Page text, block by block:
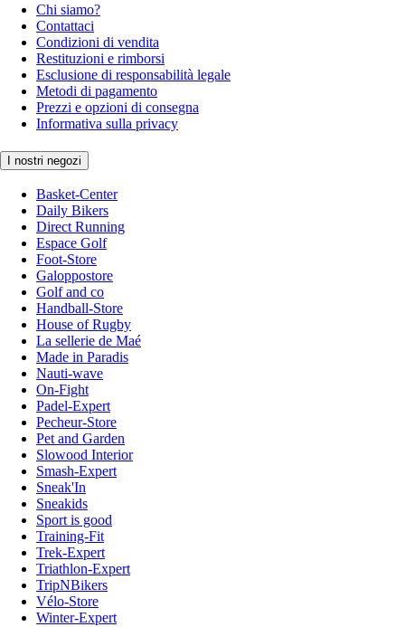
Chi siamo?
Contattaci
Condizioni di vendita
Restituzioni e rimborsi
Esclusione di responsabilità legale
Metodi di pagamento
Prezzi e opzioni di consegna
Informativa sulla privacy
I nostri negozi
Basket-Center
Daily Bikers
Direct Running
Espace Golf
Foot-Store
Galoppostore
Golf and co
Handball-Store
House of Rugby
La sellerie de Maé
Made in Paradis
Nauti-wave
On-Fight
Padel-Expert
Pecheur-Store
Pet and Garden
Slowood Interior
Smash-Expert
Sneak'In
Sneakids
Sport is good
Training-Fit
Trek-Expert
Triathlon-Expert
TripNBikers
Vélo-Store
Winter-Expert